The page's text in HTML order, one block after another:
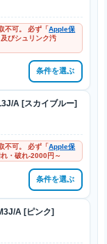
不可。 必ず「Apple保
びシュリンク汚
条件を選ぶ
A [スカイブルー]
不可。 必ず「Apple保
・破れ-2000円～
条件を選ぶ
A [ピンク]